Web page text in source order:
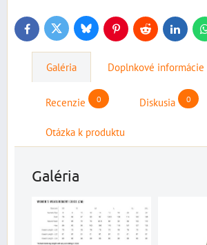
FacebookTwitter BlueskyPinterestReddit LinkedIn
Galéria Doplnkové informácie
Recenzie 0 Diskusia 0
Otázka k produktu
Galéria